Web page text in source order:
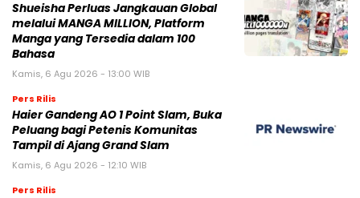
Shueisha Perluas Jangkauan Global
melalui MANGA MILLION, Platform
Manga yang Tersedia dalam 100
Bahasa
Kamis, 6 Agu 2026 - 13:00 WIB
Pers Rilis
Haier Gandeng AO 1 Point Slam, Buka
Peluang bagi Petenis Komunitas
Tampil di Ajang Grand Slam
Kamis, 6 Agu 2026 - 12:10 WIB
Pers Rilis